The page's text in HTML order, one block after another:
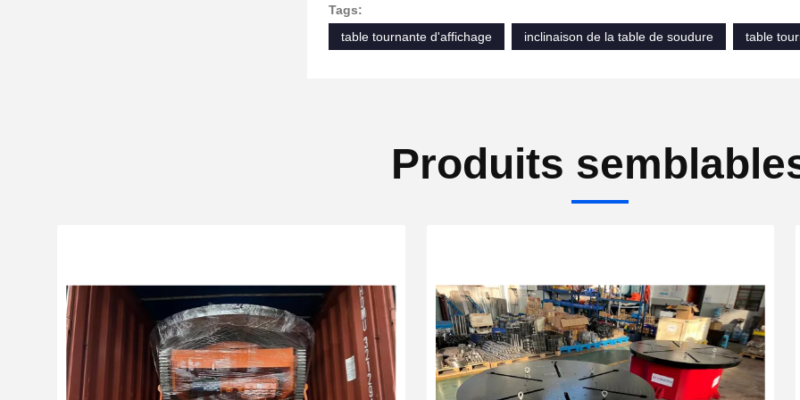
Tags:
table tournante d'affichage
inclinaison de la table de soudure table
Produits